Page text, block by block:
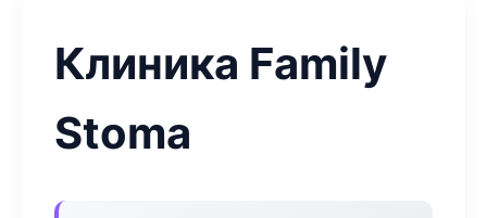
Клиника Family
Stoma